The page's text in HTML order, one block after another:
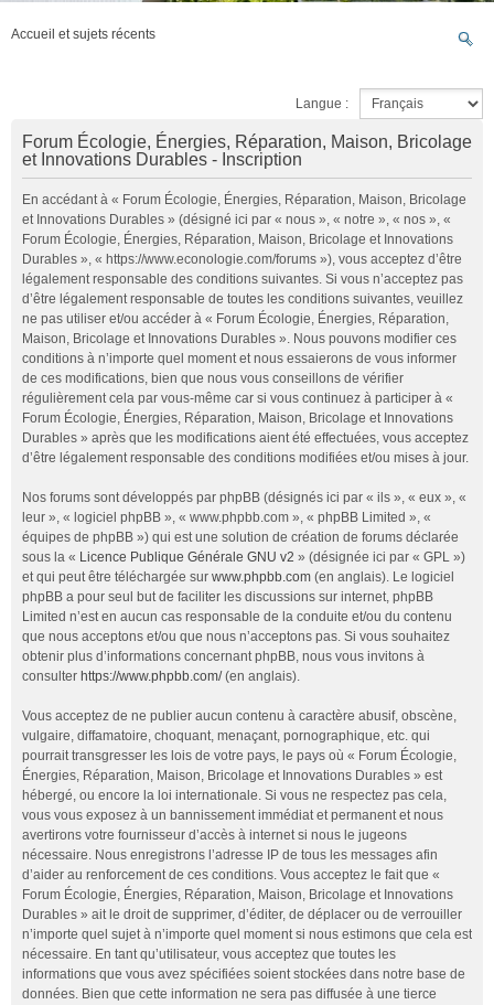
Accueil et sujets récents
Langue :
Forum Écologie, Énergies, Réparation, Maison, Bricolage
et Innovations Durables - Inscription
En accédant à « Forum Écologie, Énergies, Réparation, Maison, Bricolage
et Innovations Durables » (désigné ici par « nous », « notre », « nos », «
Forum Écologie, Énergies, Réparation, Maison, Bricolage et Innovations
Durables », « https://www.econologie.com/forums »), vous acceptez d’être
légalement responsable des conditions suivantes. Si vous n’acceptez pas
d’être légalement responsable de toutes les conditions suivantes, veuillez
ne pas utiliser et/ou accéder à « Forum Écologie, Énergies, Réparation,
Maison, Bricolage et Innovations Durables ». Nous pouvons modifier ces
conditions à n’importe quel moment et nous essaierons de vous informer
de ces modifications, bien que nous vous conseillons de vérifier
régulièrement cela par vous-même car si vous continuez à participer à «
Forum Écologie, Énergies, Réparation, Maison, Bricolage et Innovations
Durables » après que les modifications aient été effectuées, vous acceptez
d’être légalement responsable des conditions modifiées et/ou mises à jour.
Nos forums sont développés par phpBB (désignés ici par « ils », « eux », «
leur », « logiciel phpBB », « www.phpbb.com », « phpBB Limited », «
équipes de phpBB ») qui est une solution de création de forums déclarée
sous la « Licence Publique Générale GNU v2 » (désignée ici par « GPL »)
et qui peut être téléchargée sur www.phpbb.com (en anglais). Le logiciel
phpBB a pour seul but de faciliter les discussions sur internet, phpBB
Limited n’est en aucun cas responsable de la conduite et/ou du contenu
que nous acceptons et/ou que nous n’acceptons pas. Si vous souhaitez
obtenir plus d’informations concernant phpBB, nous vous invitons à
consulter https://www.phpbb.com/(en anglais).
Vous acceptez de ne publier aucun contenu à caractère abusif, obscène,
vulgaire, diffamatoire, choquant, menaçant, pornographique, etc. qui
pourrait transgresser les lois de votre pays, le pays où « Forum Écologie,
Énergies, Réparation, Maison, Bricolage et Innovations Durables » est
hébergé, ou encore la loi internationale. Si vous ne respectez pas cela,
vous vous exposez à un bannissement immédiat et permanent et nous
avertirons votre fournisseur d’accès à internet si nous le jugeons
nécessaire. Nous enregistrons l’adresse IP de tous les messages afin
d’aider au renforcement de ces conditions. Vous acceptez le fait que «
Forum Écologie, Énergies, Réparation, Maison, Bricolage et Innovations
Durables » ait le droit de supprimer, d’éditer, de déplacer ou de verrouiller
n’importe quel sujet à n’importe quel moment si nous estimons que cela est
nécessaire. En tant qu’utilisateur, vous acceptez que toutes les
informations que vous avez spécifiées soient stockées dans notre base de
données. Bien que cette information ne sera pas diffusée à une tierce